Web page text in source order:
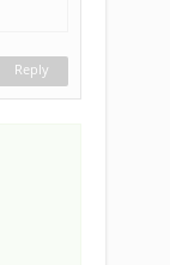
Reply